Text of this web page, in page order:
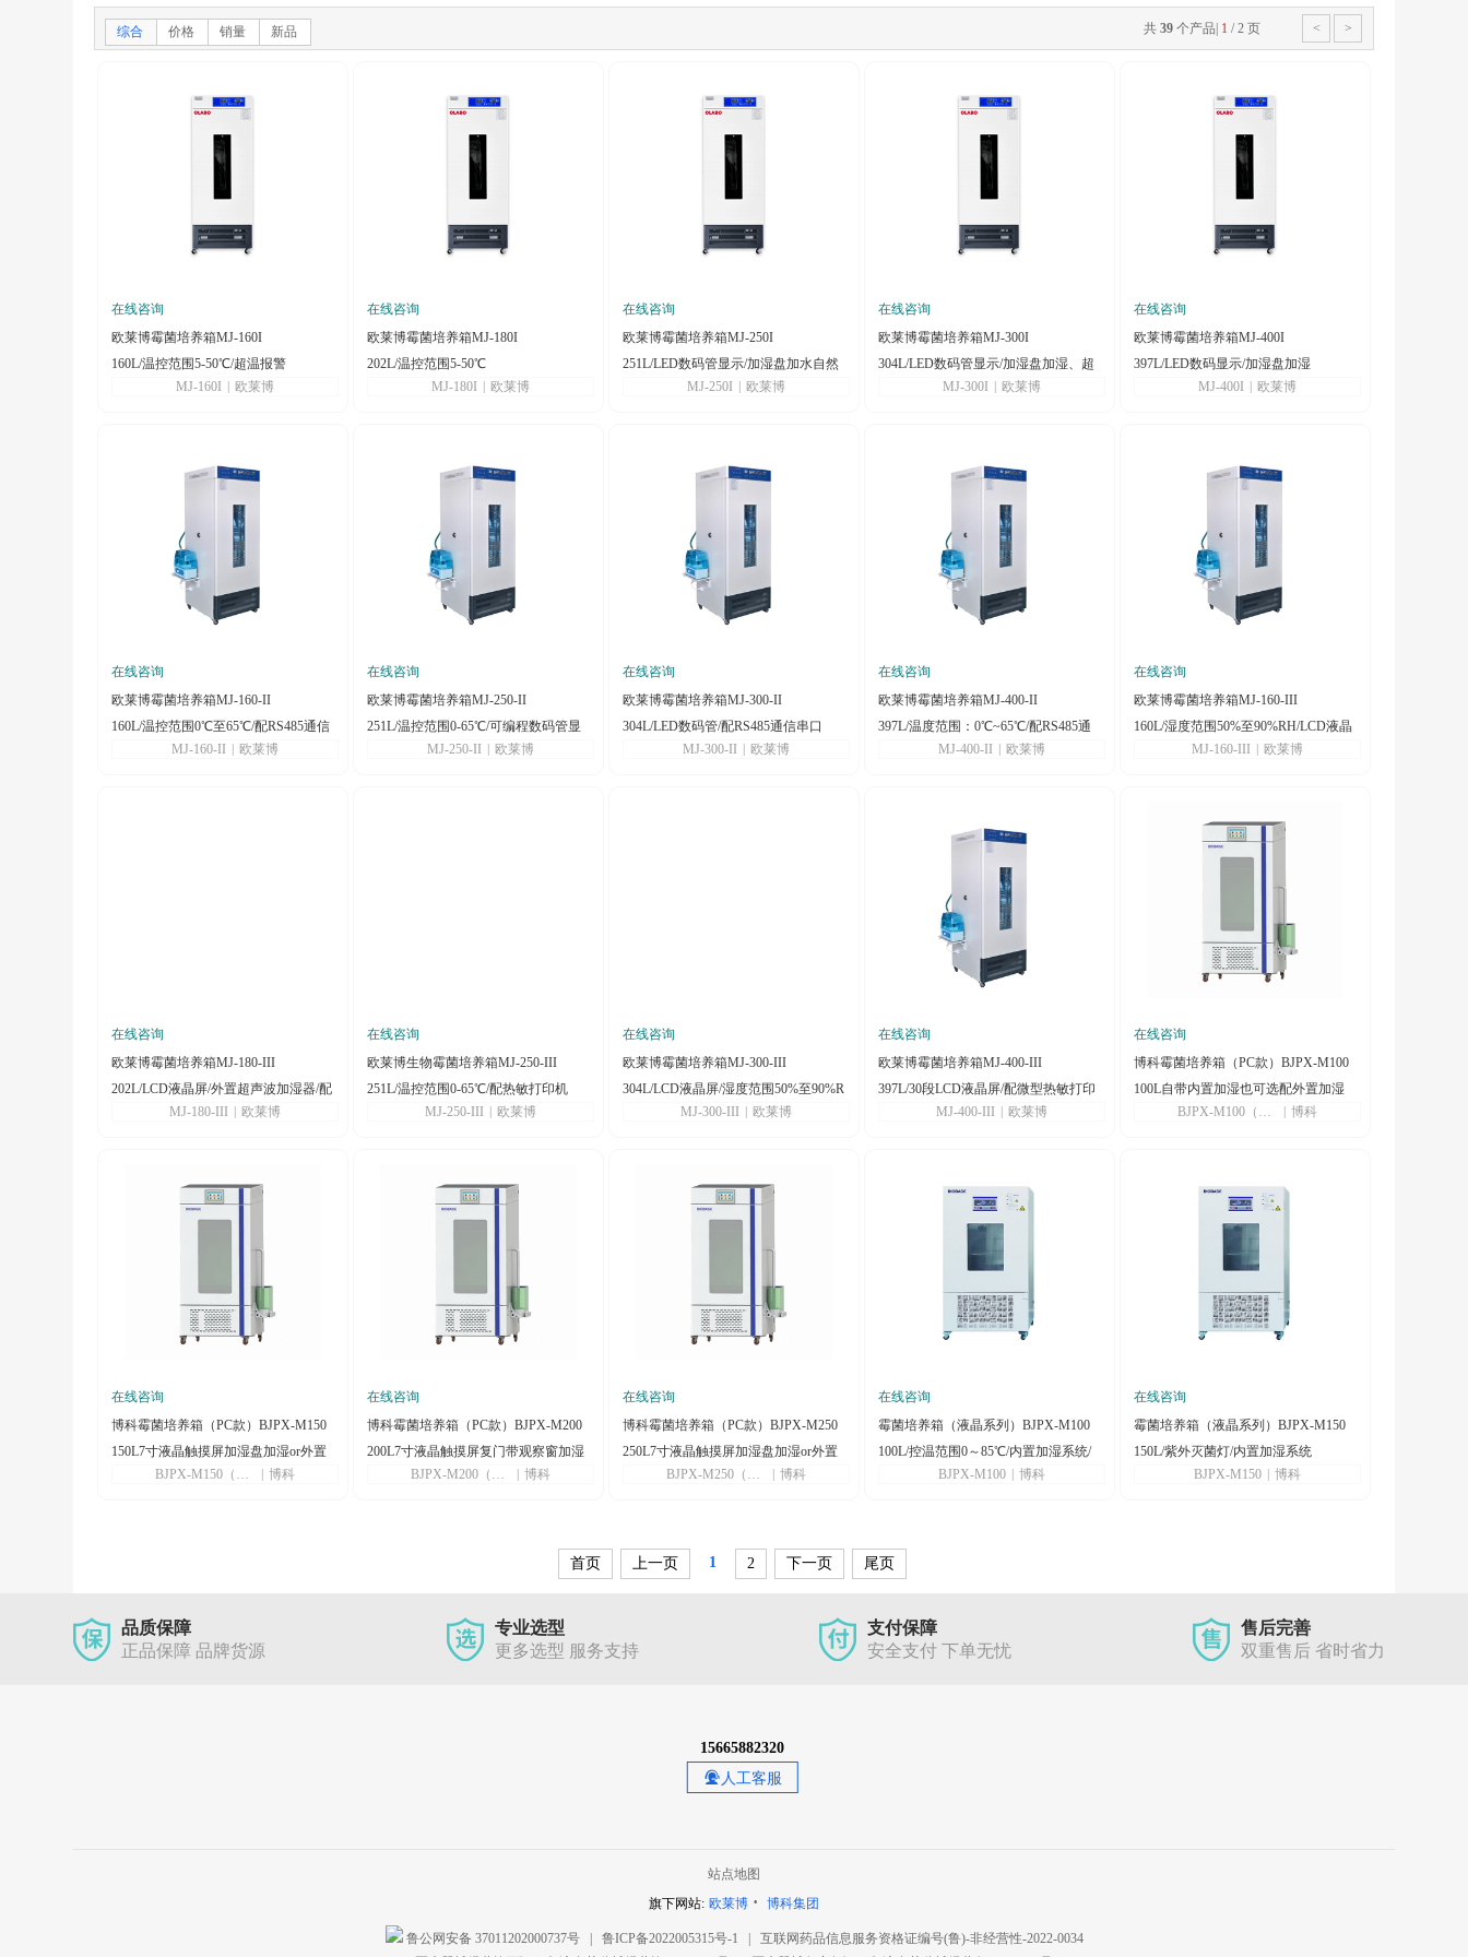
综合 价格 销量 新品 共 39 个产品 1 / 2 页 < >
在线咨询
欧莱博霉菌培养箱MJ-160I
160L/温控范围5-50℃/超温报警
MJ-160I
欧莱博
在线咨询
欧莱博霉菌培养箱MJ-180I
202L/温控范围5-50℃
MJ-180I
欧莱博
在线咨询
欧莱博霉菌培养箱MJ-250I
251L/LED数码管显示/加湿盘加水自然
MJ-250I 欧莱博
在线咨询
欧莱博霉菌培养箱MJ-300I
304L/LED数码管显示/加湿盘加湿、超
MJ-300I 欧莱博
在线咨询
欧莱博霉菌培养箱MJ-400I
397L/LED数码显示/加湿盘加湿
MJ-400I
欧莱博
在线咨询
欧莱博霉菌培养箱MJ-160-II
160L/温控范围0℃至65℃/配RS485通信
MJ-160-II 欧莱博
在线咨询
欧莱博霉菌培养箱MJ-250-II
251L/温控范围0-65℃/可编程数码管显
MJ-250-II 欧莱博
在线咨询
欧莱博霉菌培养箱MJ-300-II
304L/LED数码管/配RS485通信串口
MJ-300-II
欧莱博
在线咨询
欧莱博霉菌培养箱MJ-400-II
397L/温度范围：0℃~65℃/配RS485通
MJ-400-II 欧莱博
在线咨询
欧莱博霉菌培养箱MJ-160-III
160L/湿度范围50%至90%RH/LCD液晶
MJ-160-III 欧莱博
在线咨询
欧莱博霉菌培养箱MJ-180-III
202L/LCD液晶屏/外置超声波加湿器/配
微型热敏打印机
MJ-180-III 欧莱博
在线咨询
欧莱博生物霉菌培养箱MJ-250-III
251L/温控范围0-65℃/配热敏打印机
MJ-250-III
欧莱博
在线咨询
欧莱博霉菌培养箱MJ-300-III
304L/LCD液晶屏/湿度范围50%至90%R
MJ-300-III 欧莱博
在线咨询
欧莱博霉菌培养箱MJ-400-III
397L/30段LCD液晶屏/配微型热敏打印
MJ-400-III 欧莱博
在线咨询
博科霉菌培养箱（PC款）BJPX-M100
100L自带内置加湿也可选配外置加湿
BJPX-M100（PC款）
博科
在线咨询
博科霉菌培养箱（PC款）BJPX-M150
150L7寸液晶触摸屏加湿盘加湿or外置
超声波加湿器（选配）紫外灭菌
BJPX-M150（PC款） 博科
在线咨询
博科霉菌培养箱（PC款）BJPX-M200
200L7寸液晶触摸屏复门带观察窗加湿
盘加湿or外置超声波加湿器（选配）
BJPX-M200（PC款） 博科
在线咨询
博科霉菌培养箱（PC款）BJPX-M250
250L7寸液晶触摸屏加湿盘加湿or外置
超声波加湿器（选配）紫外灭菌
BJPX-M250（PC款） 博科
在线咨询
霉菌培养箱（液晶系列）BJPX-M100
100L/控温范围0～85℃/内置加湿系统/
紫外灭菌灯BJPX-M100 博科
在线咨询
霉菌培养箱（液晶系列）BJPX-M150
150L/紫外灭菌灯/内置加湿系统
BJPX-M150
博科
首页 上一页 1 2 下一页 尾页
品质保障
正品保障 品牌货源
专业选型
更多选型 服务支持
支付保障
安全支付 下单无忧
售后完善
双重售后 省时省力
15665882320
人工客服
站点地图
旗下网站: 欧莱博 · 博科集团
鲁公网安备 37011202000737号 鲁ICP备2022005315号-1
互联网药品信息服务资格证编号(鲁)-非经营性-2022-0034